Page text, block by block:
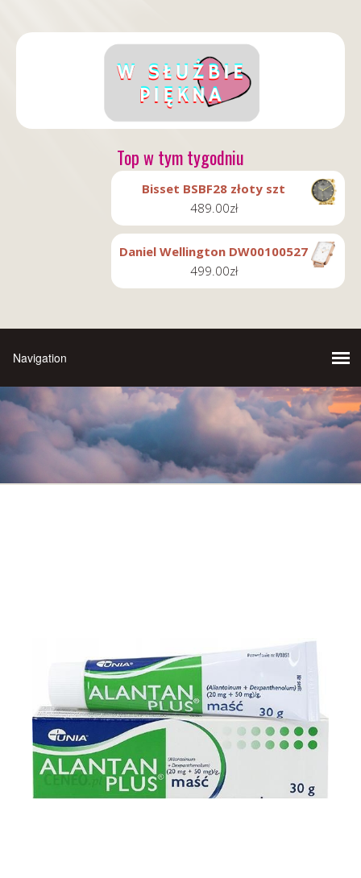
Top w tym tygodniu
Bisset BSBF28 złoty szt
489.00zł
Daniel Wellington DW00100527
499.00zł